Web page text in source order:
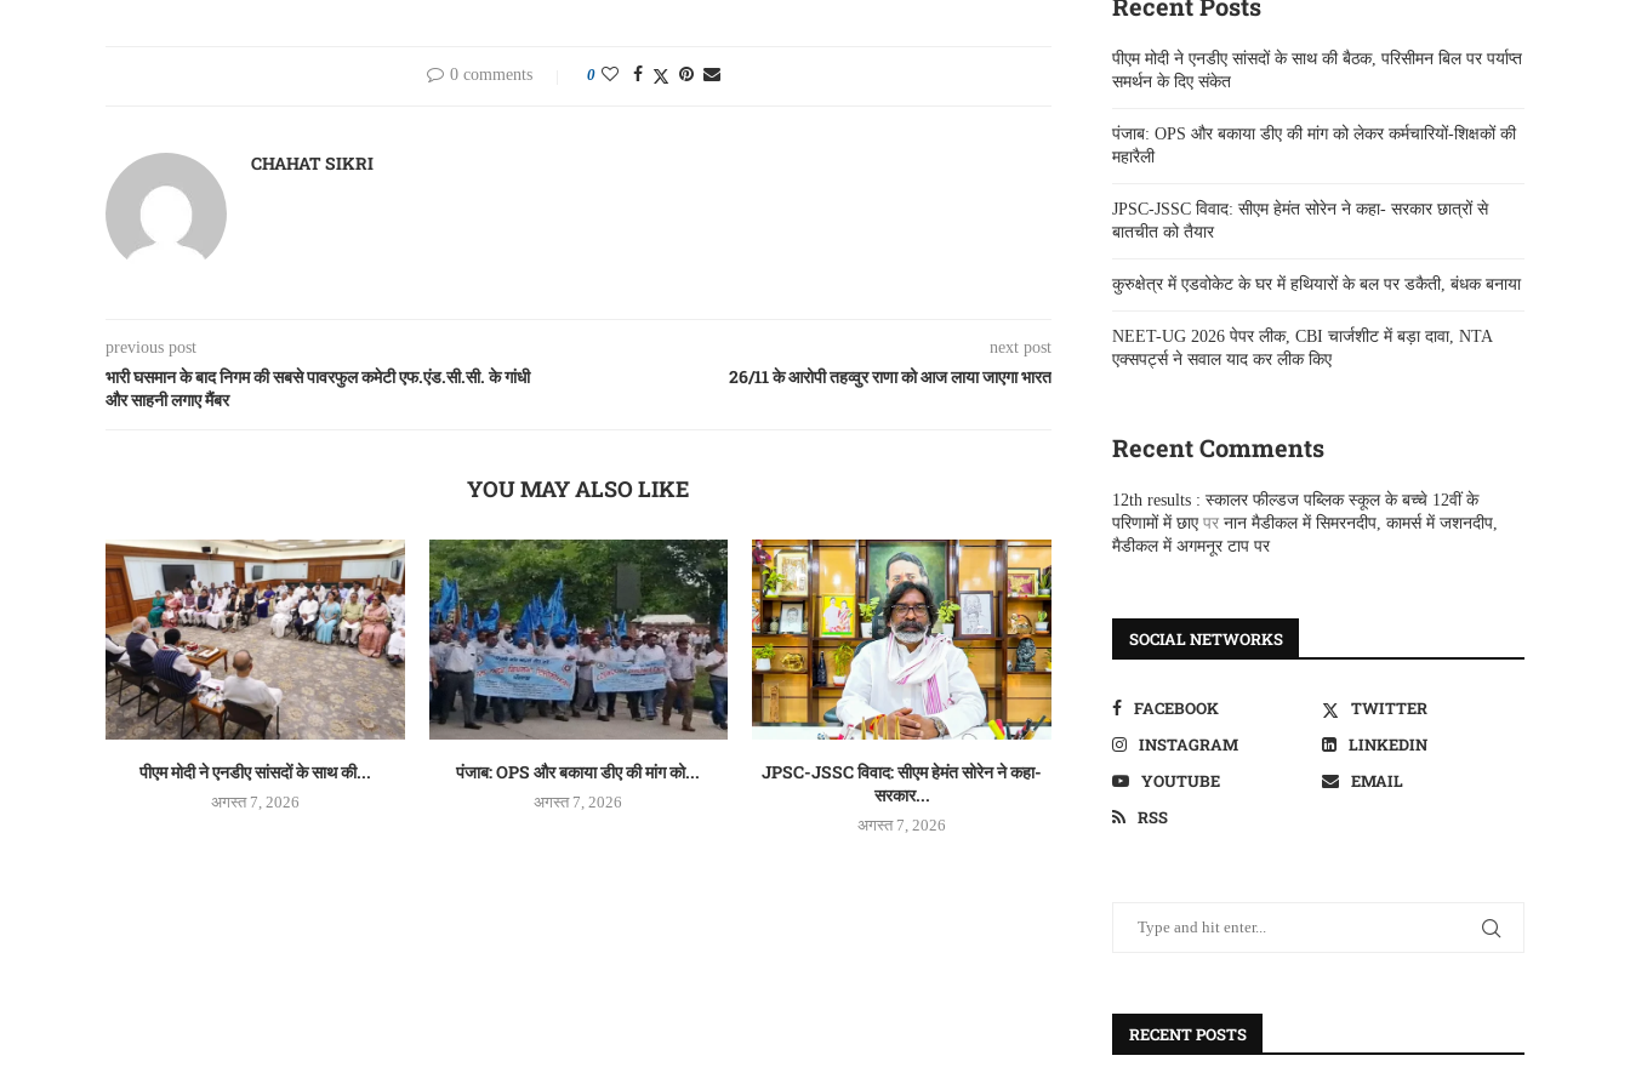
0 comments 0
CHAHAT SIKRI
previous post
भारी घसमान के बाद निगम की सबसे पावरफुल कमेटी एफ.एंड.सी.सी. के गांधी
और साहनी लगाए मैंबर
next post
26/11 के आरोपी तहव्वुर राणा को आज लाया जाएगा भारत
YOU MAY ALSO LIKE
पीएम मोदी ने एनडीए सांसदों के साथ की...
अगस्त 7, 2026
पंजाब: OPS और बकाया डीए की मांग को...
अगस्त 7, 2026
JPSC-JSSC विवाद: सीएम हेमंत सोरेन ने कहा-
सरकार...
अगस्त 7, 2026
पीएम मोदी ने एनडीए सांसदों के साथ की बैठक, परिसीमन बिल पर पर्याप्त
समर्थन के दिए संकेत
पंजाब: OPS और बकाया डीए की मांग को लेकर कर्मचारियों-शिक्षकों की
महारैली
JPSC-JSSC विवाद: सीएम हेमंत सोरेन ने कहा- सरकार छात्रों से
बातचीत को तैयार
कुरुक्षेत्र में एडवोकेट के घर में हथियारों के बल पर डकैती, बंधक बनाया
NEET-UG 2026 पेपर लीक, CBI चार्जशीट में बड़ा दावा, NTA
एक्सपर्ट्स ने सवाल याद कर लीक किए
Recent Comments
12th results : स्कालर फील्डज पब्लिक स्कूल के बच्चे 12वीं के
परिणामों में छाएपर नान मैडीकल में सिमरनदीप, कामर्स में जशनदीप,
मैडीकल में अगमनूर टाप पर
SOCIAL NETWORKS
FACEBOOK
TWITTER
INSTAGRAM
LINKEDIN
YOUTUBE
EMAIL
RSS
RECENT POSTS